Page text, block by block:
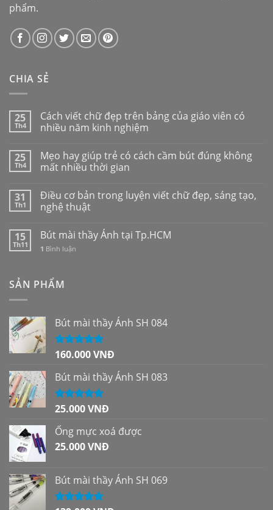
phẩm.
CHIA SẺ
25
Th4
Cách viết chữ đẹp trên bảng của giáo viên có
nhiều năm kinh nghiệm
25
Th4
Mẹo hay giúp trẻ có cách cầm bút đúng không
mất nhiều thời gian
31
Th1
Điều cơ bản trong luyện viết chữ đẹp, sáng tạo,
nghệ thuật
15
Th11
Bút mài thầy Ánh tại Tp.HCM
1 Bình luận
SẢN PHẨM
Bút mài thầy Ánh SH 084
Được xếp
sao
160.000VNĐ
Bút mài thầy Ánh SH 083
Được xếp
sao
25.000VNĐ
Ống mực xoá được
25.000VNĐ
Bút mài thầy Ánh SH 069